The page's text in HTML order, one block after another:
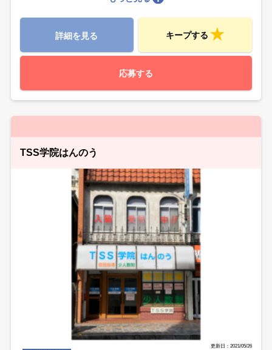
詳細を見る キープする
応募する
TSS学院はんのう
更新日：2021/05/26